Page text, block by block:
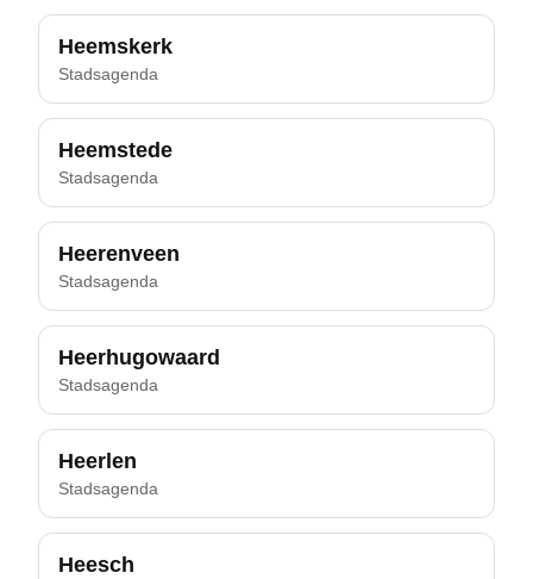
Heemskerk
Stadsagenda
Heemstede
Stadsagenda
Heerenveen
Stadsagenda
Heerhugowaard
Stadsagenda
Heerlen
Stadsagenda
Heesch